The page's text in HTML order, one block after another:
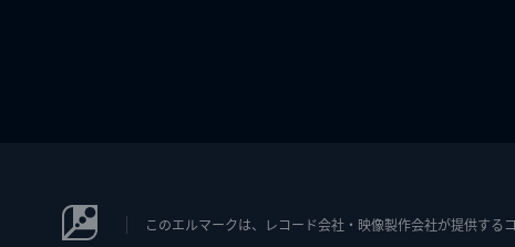
このエルマークは、レコード会社・映像製作会社が提供する